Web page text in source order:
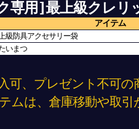
専用]最上級クレリ
アイテム
級防具アクセサリー袋
いまつ
可、プレゼント不可の
ムは、倉庫移動や取引